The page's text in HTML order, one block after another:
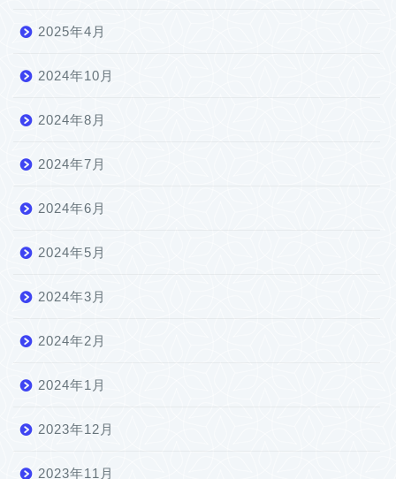
2025年4月
2024年10月
2024年8月
2024年7月
2024年6月
2024年5月
2024年3月
2024年2月
2024年1月
2023年12月
2023年11月